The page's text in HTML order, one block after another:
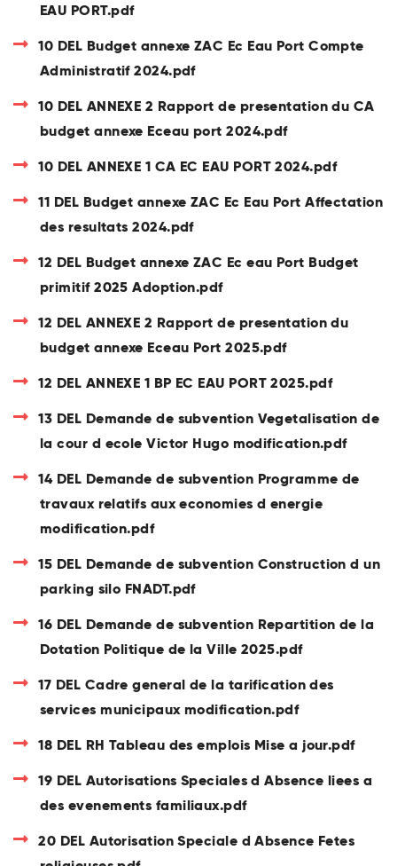
EAU PORT.pdf
10 DEL Budget annexe ZAC Ec Eau Port Compte
Administratif 2024.pdf
10 DEL ANNEXE 2 Rapport de presentation du CA
budget annexe Eceau port 2024.pdf
10 DEL ANNEXE 1 CA EC EAU PORT 2024.pdf
11 DEL Budget annexe ZAC Ec Eau Port Affectation
des resultats 2024.pdf
12 DEL Budget annexe ZAC Ec eau Port Budget
primitif 2025 Adoption.pdf
12 DEL ANNEXE 2 Rapport de presentation du
budget annexe Eceau Port 2025.pdf
12 DEL ANNEXE 1 BP EC EAU PORT 2025.pdf
13 DEL Demande de subvention Vegetalisation de
la cour d ecole Victor Hugo modification.pdf
14 DEL Demande de subvention Programme de
travaux relatifs aux economies d energie
modification.pdf
15 DEL Demande de subvention Construction d un
parking silo FNADT.pdf
16 DEL Demande de subvention Repartition de la
Dotation Politique de la Ville 2025.pdf
17 DEL Cadre general de la tarification des
services municipaux modification.pdf
18 DEL RH Tableau des emplois Mise a jour.pdf
19 DEL Autorisations Speciales d Absence liees a
des evenements familiaux.pdf
20 DEL Autorisation Speciale d Absence Fetes